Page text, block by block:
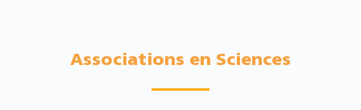
Associations en Sciences